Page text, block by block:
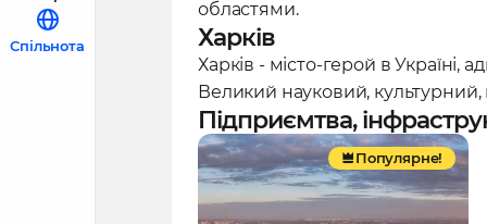
Спільнота
використанням простих
Будівники вручну викопали
вивезли землю на кінській
рівняли нерівну місцину
Павло Роттерт, головний
фігурою в створенні
областями.
Харків
Харків - місто-герой в Україні,
Великий науковий, культурний,
Підприємтва,
Популярне!